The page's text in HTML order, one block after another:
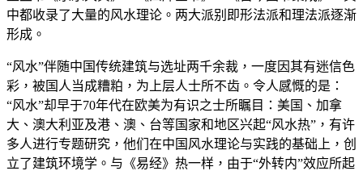
中都收录了大量的风水理论。两大派别即形法派和理法派逐渐
形成。
“风水”伴随中国传统建筑与选址两千余裁，一度因其有迷信色
彩，被国人当成糟粕，为上层人士所不齿。令人感慨的是：
“风水”却早于70年代在欧美为有识之士所瞩目：美国、加拿
大、澳大利亚及港、澳、台等国家和地区兴起“风水热”，有许
多人进行专题研究，他们在中国风水理论与实践的基础上，创
立了建筑环境学。与《易经》热一样，由于“外转内”效应所起